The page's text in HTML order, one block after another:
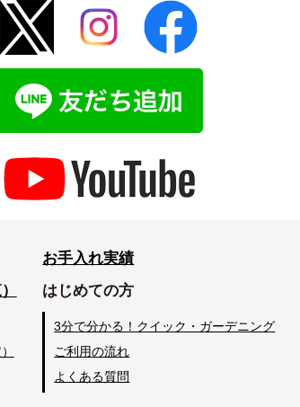
お手入れ実績
はじめての方
3分で分かる！クイック・ガーデニング
ご利用の流れ
よくある質問